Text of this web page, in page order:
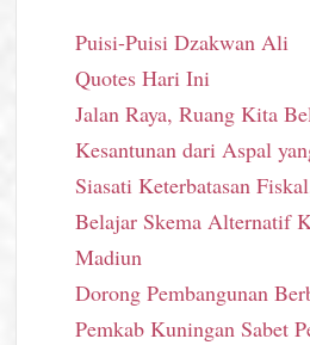
Puisi-Puisi Dzakwan Ali
Quotes Hari Ini
Jalan Raya, Ruang Kita
Kesantunan dari Aspal
Siasati Keterbatasan
Belajar Skema Alternatif
Madiun
Dorong Pembangunan
Pemkab Kuningan Sabet